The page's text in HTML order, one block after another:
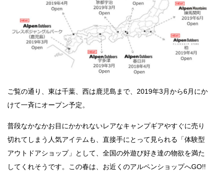
ご覧の通り、東は千葉、西は鹿児島まで、2019年3 月から6月にか
けて一斉にオープン予定。
普段なかなかお目にかかれないレアなキャンプギアやすぐに売り
切れてしまう人気アイテムも、直接手にとって見られる「体験型
アウトドアショップ」として、全国の外遊び好き達の物欲を満た
してくれそうです。この春は、お近くのアルペンショップへGO!!